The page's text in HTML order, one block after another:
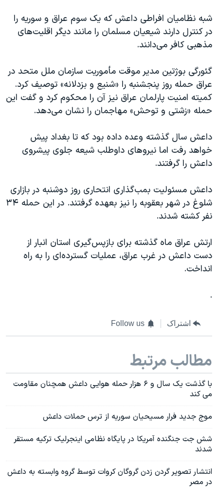
شبه نظامیان افراطی داعش که یک سوم عراق و سوریه را
در کنترل دارند شیعیان مسلمان را مانند دیگر اقلیت‌های
مذهبی کافر می‌دانند.
گئورگی بوژتین مدیر موقت مأموریت سازمان ملل متحد در
عراق حمله روز پنجشنبه را «شنیع و بزدلانه» توصیف کرد.
کمیته امنیت پارلمان عراق نیز آن را محکوم کرد و گفت این
حمله «زشتی و توحش» مهاجمان را نشان می‌دهد.
داعش سال گذشته وعده داده بود که تا بغداد پیش
خواهد رفت اما نیروهای داوطلب شیعه جلوی پیشروی
داعش را گرفتند.
داعش مسئولیت بمب‌گذاری انتحاری روز دوشنبه در بازاری
شلوغ در شهر بعقوبه را نیز بعهده گرفتند. در این حمله ۳۴
نفر کشته شدند.
ارتش عراق ماه گذشته برای بازپس‌گیری استان انبار از
دست داعش در غرب عراق، عملیات گسترده‌ای را به راه
انداخت.
.
اشتراک Follow us
مطالب مرتبط
با گذشت یک سال و ۶ هزار حمله هوایی داعش همچنان مقاومت
می کند
موج جدید فرار مسیحیان سوریه از ترس حملات داعش
شش جت‌ جنگنده آمریکا در پایگاه نظامی اینجرلیک ترکیه مستقر
شدند
انتشار تصویر گردن زدن گروگان کروات توسط گروه وابسته به داعش
در مصر